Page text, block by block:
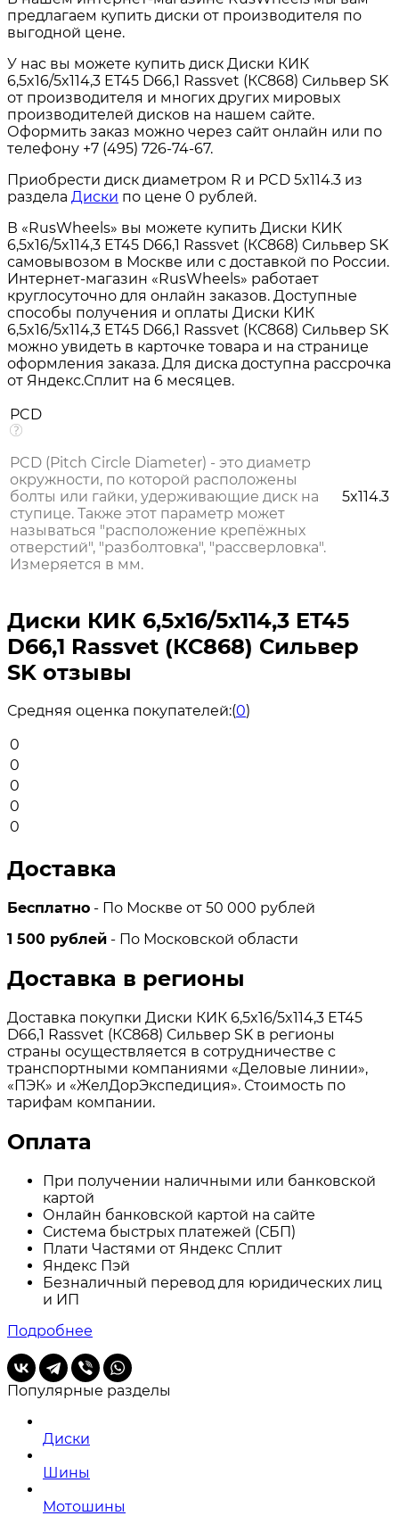
предлагаем купить диски от производителя по
выгодной цене.
У нас вы можете купить диск Диски КИК
6,5x16/5x114,3 ET45 D66,1 Rassvet (КС868) Сильвер SK
от производителя и многих других мировых
производителей дисков на нашем сайте.
Оформить заказ можно через сайт онлайн или по
телефону +7 (495) 726-74-67.
Приобрести диск диаметром R и PCD 5x114.3 из
раздела Диски по цене 0 рублей.
В «RusWheels» вы можете купить Диски КИК
6,5x16/5x114,3 ET45 D66,1 Rassvet (КС868) Сильвер SK
самовывозом в Москве или с доставкой по России.
Интернет-магазин «RusWheels» работает
круглосуточно для онлайн заказов. Доступные
способы получения и оплаты Диски КИК
6,5x16/5x114,3 ET45 D66,1 Rassvet (КС868) Сильвер SK
можно увидеть в карточке товара и на странице
оформления заказа. Для диска доступна рассрочка
от Яндекс.Сплит на 6 месяцев.
PCD
PCD (Pitch Circle Diameter) - это диаметр
окружности, по которой расположены
болты или гайки, удерживающие диск на
ступице. Также этот параметр может
называться "расположение крепёжных
отверстий", "разболтовка", "рассверловка".
Измеряется в мм.
5x114.3
Диски КИК 6,5x16/5x114,3 ET45
D66,1 Rassvet (КС868) Сильвер
SK отзывы
Средняя оценка покупателей:(0)
0
0
0
0
0
Доставка
Бесплатно - По Москве от 50 000 рублей
1 500 рублей - По Московской области
Доставка в регионы
Доставка покупки Диски КИК 6,5x16/5x114,3 ET45
D66,1 Rassvet (КС868) Сильвер SK в регионы
страны осуществляется в сотрудничестве с
транспортными компаниями «Деловые линии»,
«ПЭК» и «ЖелДорЭкспедиция». Стоимость по
тарифам компании.
Оплата
При получении наличными или банковской
картой
Онлайн банковской картой на сайте
Система быстрых платежей (СБП)
Плати Частями от Яндекс Сплит
Яндекс Пэй
Безналичный перевод для юридических лиц
и ИП
Подробнее
Популярные разделы
Диски
Шины
Мотошины